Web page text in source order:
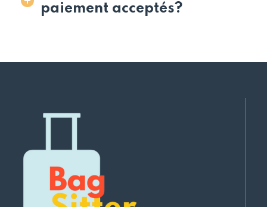
paiement acceptés?